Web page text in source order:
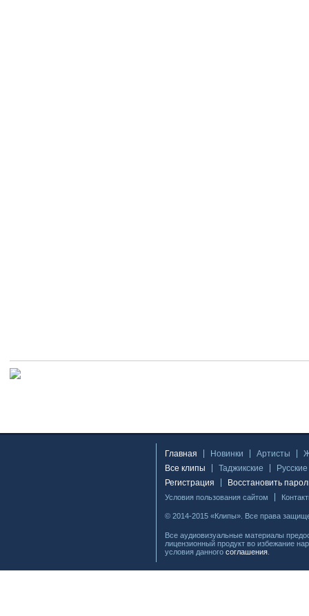
Главная Новинки Артисты
Все клипы
Таджикские
Русские
Регистрация
Восстановить
Условия пользования сайтом
© 2014-2015 «Клипы». Все права
Все аудиовизуальные материалы
лицензионный продукт во избежание
условия данного соглашения